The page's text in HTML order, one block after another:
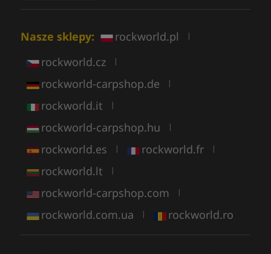
Nasze sklepy: rockworld.pl |
rockworld.cz |
rockworld-carpshop.de |
rockworld.it |
rockworld-carpshop.hu |
rockworld.es | rockworld.fr |
rockworld.lt |
rockworld-carpshop.com |
rockworld.com.ua | rockworld.ro